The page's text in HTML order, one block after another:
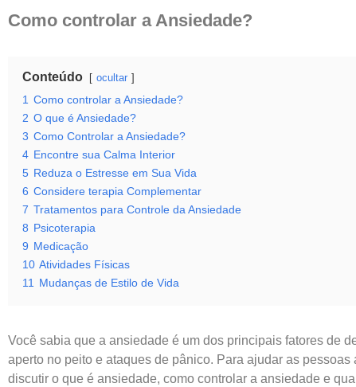
Como controlar a Ansiedade?
Conteúdo ocultar
1 Como controlar a Ansiedade?
2 O que é Ansiedade?
3 Como Controlar a Ansiedade?
4 Encontre sua Calma Interior
5 Reduza o Estresse em Sua Vida
6 Considere terapia Complementar
7 Tratamentos para Controle da Ansiedade
8 Psicoterapia
9 Medicação
10 Atividades Físicas
11 Mudanças de Estilo de Vida
Você sabia que a ansiedade é um dos principais fatores de
aperto no peito e ataques de pânico. Para ajudar as
discutir o que é ansiedade, como controlar a ansiedade e